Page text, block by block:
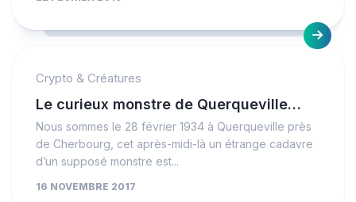
Crypto & Créatures
Le curieux monstre de Querqueville…
Nous sommes le 28 février 1934 à Querqueville près
de Cherbourg, cet après-midi-là un étrange cadavre
d’un supposé monstre est...
16 NOVEMBRE 2017